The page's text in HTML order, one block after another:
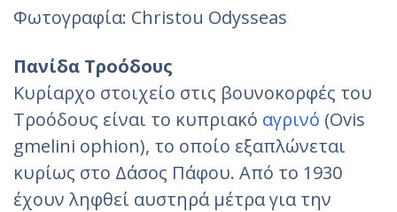
Φωτογραφία: Christou Odysseas
Πανίδα Τροόδους
Κυρίαρχο στοιχείο στις βουνοκορφές του
Τροόδους είναι το κυπριακό αγρινό (Ovis
gmelini ophion), το οποίο εξαπλώνεται
κυρίως στο Δάσος Πάφου. Από το 1930
έχουν ληφθεί αυστηρά μέτρα για την